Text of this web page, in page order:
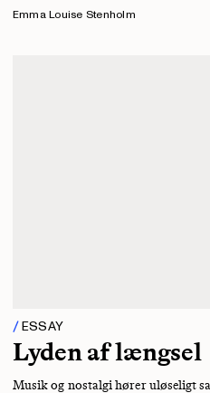
ESSAY
Lyden af længsel
Musik og nostalgi hører uløseligt
Emma Louise Stenholm